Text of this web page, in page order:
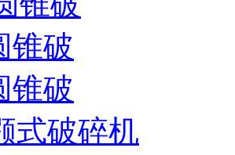
锥破
锥破
式破碎机